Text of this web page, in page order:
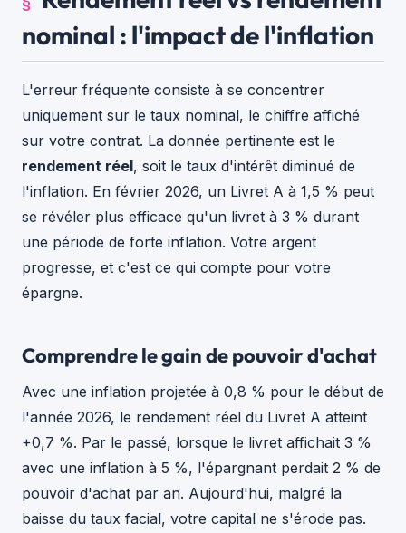
nominal : l'impact de l'inflation
L'erreur fréquente consiste à se concentrer
uniquement sur le taux nominal, le chiffre affiché
sur votre contrat. La donnée pertinente est le
rendement réel, soit le taux d'intérêt diminué de
l'inflation. En février 2026, un Livret A à 1,5 % peut
se révéler plus efficace qu'un livret à 3 % durant
une période de forte inflation. Votre argent
progresse, et c'est ce qui compte pour votre
épargne.
Comprendre le gain de pouvoir d'achat
Avec une inflation projetée à 0,8 % pour le début de
l'année 2026, le rendement réel du Livret A atteint
+0,7 %. Par le passé, lorsque le livret affichait 3 %
avec une inflation à 5 %, l'épargnant perdait 2 % de
pouvoir d'achat par an. Aujourd'hui, malgré la
baisse du taux facial, votre capital ne s'érode pas.